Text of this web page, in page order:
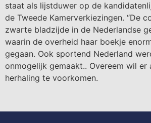
staat als lijstduwer op de
de Tweede Kamerverkiezingen. “De
zwarte bladzijde in de Nederlandse
waarin de overheid haar boekje
gegaan. Ook sportend Nederland
onmogelijk gemaakt.. Overeem wil er
herhaling te voorkomen.